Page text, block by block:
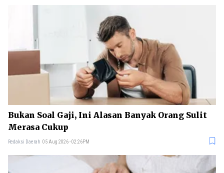
Bukan Soal Gaji, Ini Alasan Banyak Orang Sulit
Merasa Cukup
Redaksi Daerah 05 Aug 2026 - 02:26PM